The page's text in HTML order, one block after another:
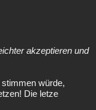
akzeptieren und
würde,
Die letze